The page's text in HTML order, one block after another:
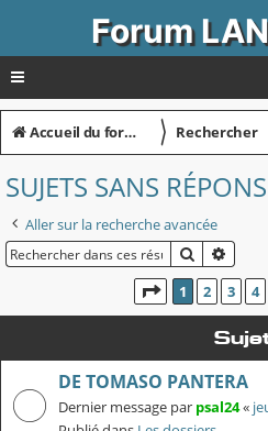
Forum
Accueil du forum 〉 Rechercher
SUJETS SANS
Aller sur la recherche avancée
PAGE
1SUR 15
1 2 3 4
DE TOMASO PANTERA
Dernier message par psal24«